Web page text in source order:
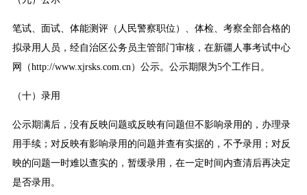
笔试、面试、体能测评（人民警察职位）、体检、考察全部合格的
拟录用人员，经自治区公务员主管部门审核，在新疆人事考试中心
网（http://www.xjrsks.com.cn）公示。公示期限为5个工作日。
（十）录用
公示期满后，没有反映问题或反映有问题但不影响录用的，办理录
用手续；对反映有影响录用的问题并查有实据的，不予录用；对反
映的问题一时难以查实的，暂缓录用，在一定时间内查清后再决定
是否录用。